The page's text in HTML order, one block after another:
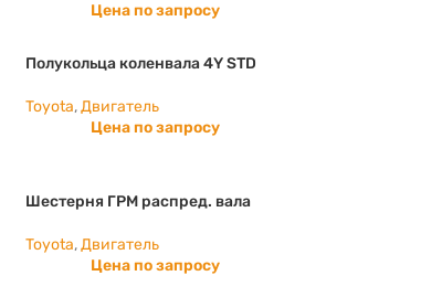
Цена по запросу
Полукольца коленвала 4Y STD
Toyota, Двигатель
Цена по запросу
Шестерня ГРМ распред. вала
Toyota, Двигатель
Цена по запросу